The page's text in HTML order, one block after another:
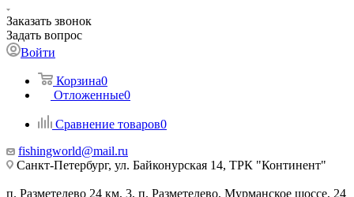
Заказать звонок
Задать вопрос
Войти
Корзина0
Отложенные0
Сравнение товаров0
fishingworld@mail.ru
Санкт-Петербург, ул. Байконурская 14, ТРК "Континент"
п. Разметелево 24 км, 3, п. Разметелево, Мурманское шоссе, 24